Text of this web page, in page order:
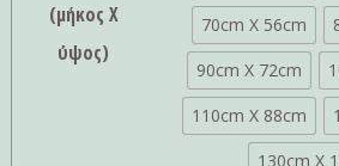
(μήκος Χ
ύψος)
70cm X 56cm
90cm X 72cm
110cm X 88cm
130cm X